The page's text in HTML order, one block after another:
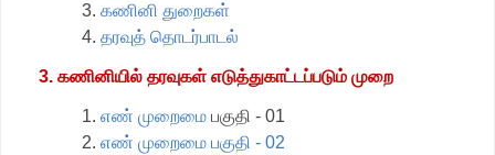
கணினி துறைகள்
தரவுத் தொடர்பாடல்
3. கணினியில் தரவுகள் எடுத்துகாட்டப்படும் முறை
எண் முறைமை பகுதி - 01
எண் முறைமை பகுதி - 02